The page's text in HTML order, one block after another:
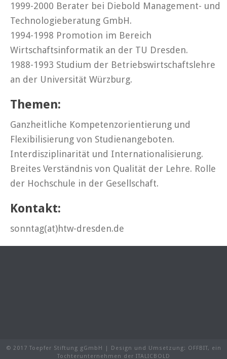
1999-2000 Berater bei Diebold Management- und
Technologieberatung GmbH.
1994-1998 Promotion im Bereich
Wirtschaftsinformatik an der TU Dresden.
1988-1993 Studium der Betriebswirtschaftslehre
an der Universität Würzburg.
Themen:
Ganzheitliche Kompetenzorientierung und
Flexibilisierung von Studienangeboten.
Interdisziplinarität und Internationalisierung.
Breites Verständnis von Qualität der Lehre. Rolle
der Hochschule in der Gesellschaft.
Kontakt:
sonntag(at)htw-dresden.de
© 2017 Toepfer Stiftung gGmbH | Design und Umsetzung: OFFBIT, ein
Tochterunternehmen der ITALICBOLD